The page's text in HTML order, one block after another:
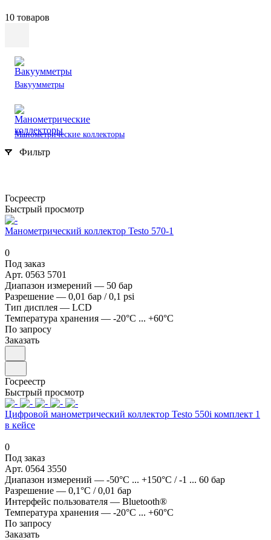
10 товаров
Вакуумметры
Манометрические коллекторы
Фильтр
Госреестр
Быстрый просмотр
Манометрический коллектор Testo 570-1
0
Под заказ
Арт. 0563 5701
Диапазон измерений — 50 бар
Разрешение — 0,01 бар / 0,1 psi
Тип дисплея — LCD
Температура хранения — -20°C ... +60°C
По запросу
Заказать
Госреестр
Быстрый просмотр
Цифровой манометрический коллектор Testo 550i комплект 1
в кейсе
0
Под заказ
Арт. 0564 3550
Диапазон измерений — -50°C ... +150°C / -1 ... 60 бар
Разрешение — 0,1°C / 0,01 бар
Интерфейс пользователя — Bluetooth®
Температура хранения — -20°C ... +60°C
По запросу
Заказать